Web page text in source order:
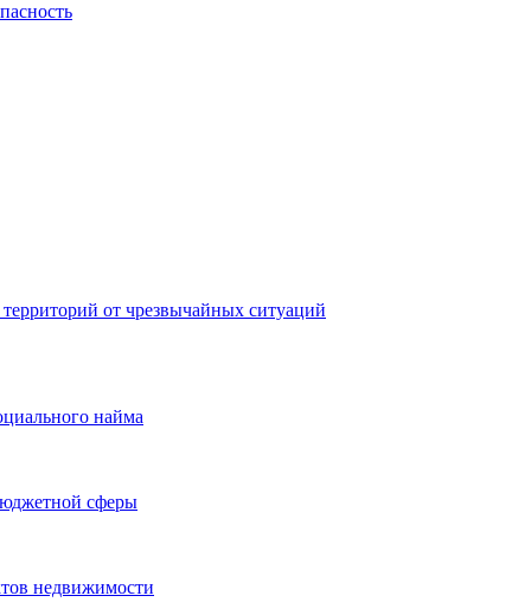
от чрезвычайных ситуаций
найма
сферы
недвижимости